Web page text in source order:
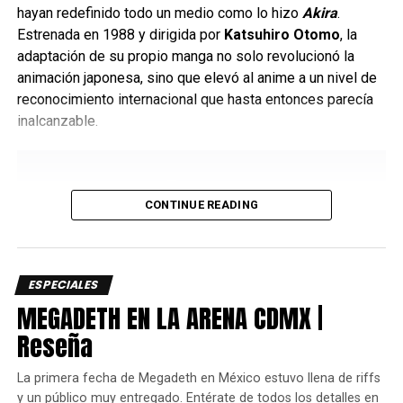
hayan redefinido todo un medio como lo hizo Akira.
Estrenada en 1988 y dirigida por Katsuhiro Otomo, la
adaptación de su propio manga no solo revolucionó la
animación japonesa, sino que elevó al anime a un nivel de
reconocimiento internacional que hasta entonces parecía
inalcanzable.
CONTINUE READING
ESPECIALES
MEGADETH EN LA ARENA CDMX |
Reseña
La primera fecha de Megadeth en México estuvo llena de riffs
y un público muy entregado. Entérate de todos los detalles en